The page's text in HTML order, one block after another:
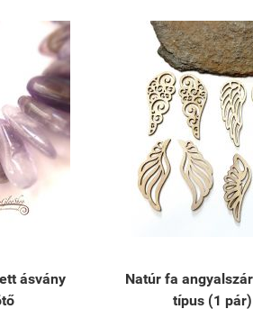
ásvány
Natúr fa
típus (1 pár)